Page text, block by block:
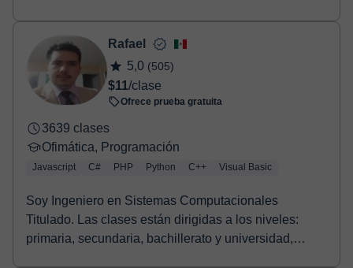
Rafael
5,0 (505)
$11/clase
Ofrece prueba gratuita
3639 clases
Ofimática, Programación
Javascript C# PHP Python C++ Visual Basic
Soy Ingeniero en Sistemas Computacionales
Titulado. Las clases están dirigidas a los niveles:
primaria, secundaria, bachillerato y universidad,